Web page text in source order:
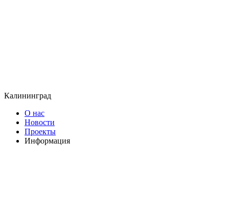
Калининград
О нас
Новости
Проекты
Информация